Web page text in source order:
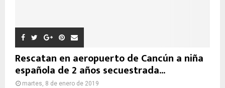
Rescatan en aeropuerto de Cancún a niña
española de 2 años secuestrada...
martes, 8 de enero de 2019